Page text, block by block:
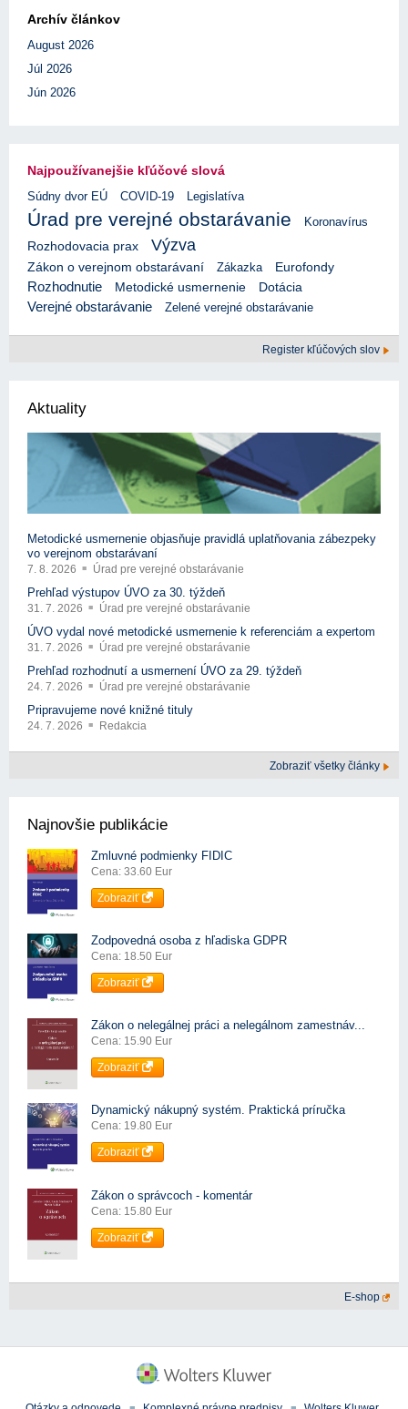
Archív článkov
August 2026
Júl 2026
Jún 2026
Najpoužívanejšie kľúčové slová
Súdny dvor EÚ COVID-19 Legislatíva
Úrad pre verejné obstarávanie Koronavírus
Rozhodovacia prax Výzva
Zákon o verejnom obstarávaní Zákazka Eurofondy
Rozhodnutie Metodické usmernenie Dotácia
Verejné obstarávanie Zelené verejné obstarávanie
Register kľúčových slov
Aktuality
Metodické usmernenie objasňuje pravidlá uplatňovania zábezpeky
vo verejnom obstarávaní
7. 8. 2026 Úrad pre verejné obstarávanie
Prehľad výstupov ÚVO za 30. týždeň
31. 7. 2026 Úrad pre verejné obstarávanie
ÚVO vydal nové metodické usmernenie k referenciám a expertom
31. 7. 2026 Úrad pre verejné obstarávanie
Prehľad rozhodnutí a usmernení ÚVO za 29. týždeň
24. 7. 2026 Úrad pre verejné obstarávanie
Pripravujeme nové knižné tituly
24. 7. 2026 Redakcia
Zobraziť všetky články
Najnovšie publikácie
Zmluvné podmienky FIDIC
Cena: 33.60 Eur
Zobraziť
Zodpovedná osoba z hľadiska GDPR
Cena: 18.50 Eur
Zobraziť
Zákon o nelegálnej práci a nelegálnom zamestnáv...
Cena: 15.90 Eur
Zobraziť
Dynamický nákupný systém. Praktická príručka
Cena: 19.80 Eur
Zobraziť
Zákon o správcoch - komentár
Cena: 15.80 Eur
Zobraziť
E-shop